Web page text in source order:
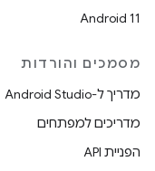
Android 11
מסמכים והורדות
מדריך ל-Android Studio
מדריכים למפתחים
הפניית API